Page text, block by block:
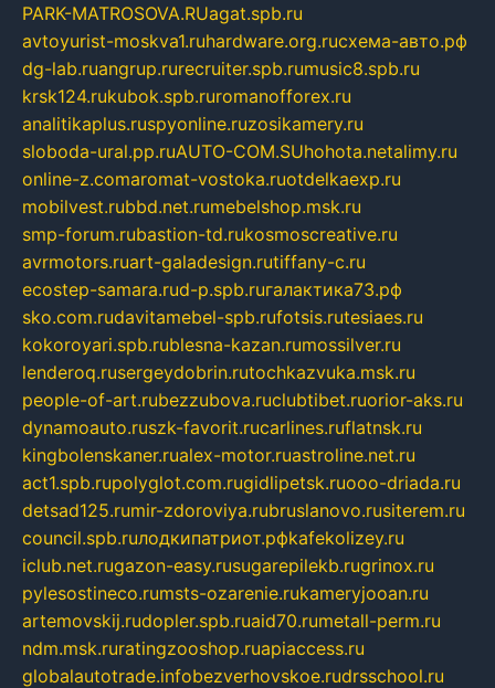
PARK-MATROSOVA.RUagat.spb.ru
avtoyurist-moskva1.ruhardware.org.ruсхема-авто.рф
dg-lab.ruangrup.rurecruiter.spb.rumusic8.spb.ru
krsk124.rukubok.spb.ruromanofforex.ru
analitikaplus.ruspyonline.ruzosikamery.ru
sloboda-ural.pp.ruAUTO-COM.SUhohota.netalimy.ru
online-z.comaromat-vostoka.ruotdelkaexp.ru
mobilvest.rubbd.net.rumebelshop.msk.ru
smp-forum.rubastion-td.rukosmoscreative.ru
avrmotors.ruart-galadesign.rutiffany-c.ru
ecostep-samara.rud-p.spb.ruгалактика73.рф
sko.com.rudavitamebel-spb.rufotsis.rutesiaes.ru
kokoroyari.spb.rublesna-kazan.rumossilver.ru
lenderoq.rusergeydobrin.rutochkazvuka.msk.ru
people-of-art.rubezzubova.ruclubtibet.ruorior-aks.ru
dynamoauto.ruszk-favorit.rucarlines.ruflatnsk.ru
kingbolenskaner.rualex-motor.ruastroline.net.ru
act1.spb.rupolyglot.com.rugidlipetsk.ruooo-driada.ru
detsad125.rumir-zdoroviya.rubruslanovo.rusiterem.ru
council.spb.ruлодкипатриот.рфkafekolizey.ru
iclub.net.rugazon-easy.rusugarepilekb.rugrinox.ru
pylesostineco.rumsts-ozarenie.rukameryjooan.ru
artemovskij.rudopler.spb.ruaid70.rumetall-perm.ru
ndm.msk.ruratingzooshop.ruapiaccess.ru
globalautotrade.infobezverhovskoe.rudrsschool.ru